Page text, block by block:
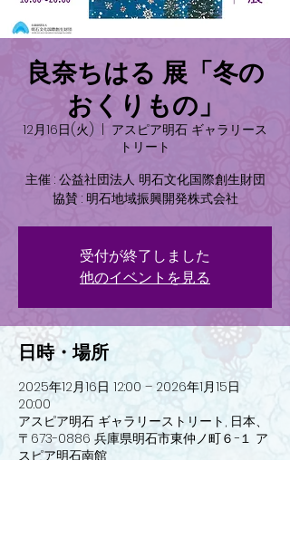
良奈ちはる 展「冬の
おくりもの」
12月16日(火)
アスピア明石 ギャラリース
トリート
主催 : 公益社団法人 明石文化国際創生財団
協賛 : 明石地域振興開発株式会社
受付が終了しました
他のイベントを見る
日時・場所
2025年12月16日 12:00 – 2026年1月15日
20:00
アスピア明石 ギャラリーストリート, 日本、
〒673-0886 兵庫県明石市東仲ノ町６−１ ア
スピア明石南館